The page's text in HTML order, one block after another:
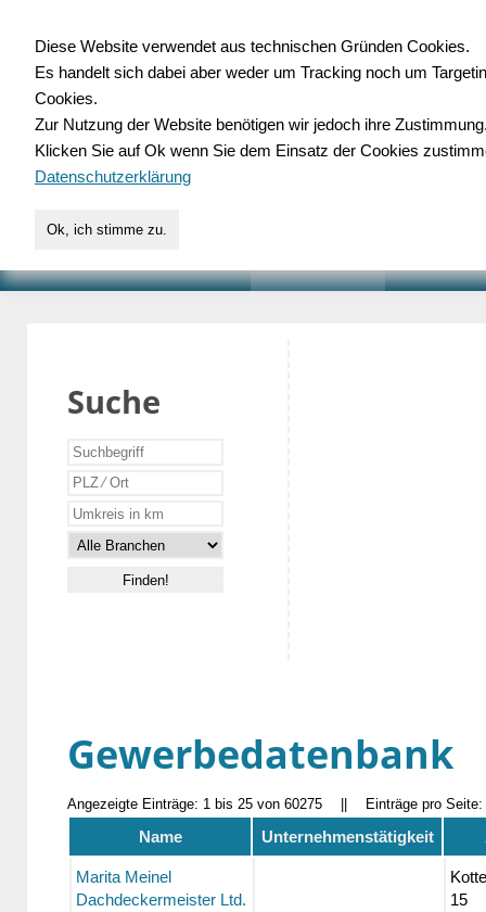
für Handwerk,
Suche
Gewerbedatenbank
Angezeigte Einträge: 1 bis 25 von 60275 Einträge pro Seite:
Name Unternehmenstätigkeit
Marita Meinel
Dachdeckermeister Ltd.
15
Diese Website verwendet aus technischen Gründen Cookies.
Es handelt sich dabei aber weder um Tracking noch um
Cookies.
Zur Nutzung der Website benötigen wir jedoch ihre
Klicken Sie auf Ok wenn Sie dem Einsatz der Cookies
Datenschutzerklärung
Ok, ich stimme zu.